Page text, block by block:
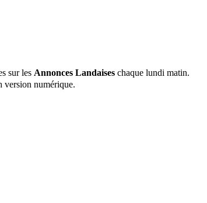
sur les Annonces Landaises chaque lundi matin.
version numérique.